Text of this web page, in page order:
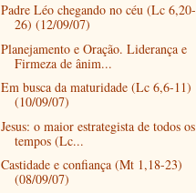
Padre Léo chegando no céu (Lc 6,20-
26) (12/09/07)
Planejamento e Oração. Liderança e
Firmeza de ânim...
Em busca da maturidade (Lc 6,6-11)
(10/09/07)
Jesus: o maior estrategista de todos os
tempos (Lc...
Castidade e confiança (Mt 1,18-23)
(08/09/07)